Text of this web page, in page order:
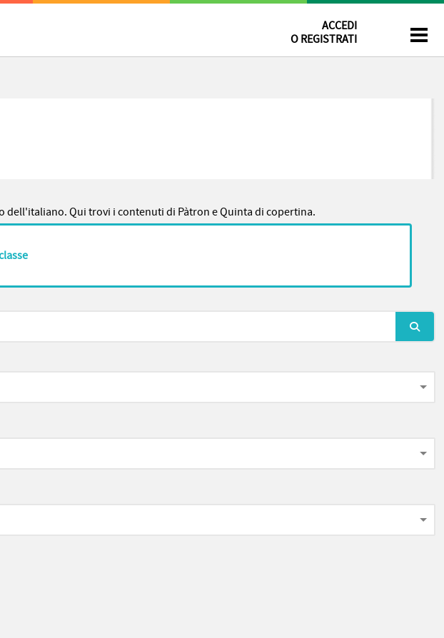
ACCEDI
O REGISTRATI
dell'italiano. Qui trovi i contenuti di Pàtron e Quinta di copertina.